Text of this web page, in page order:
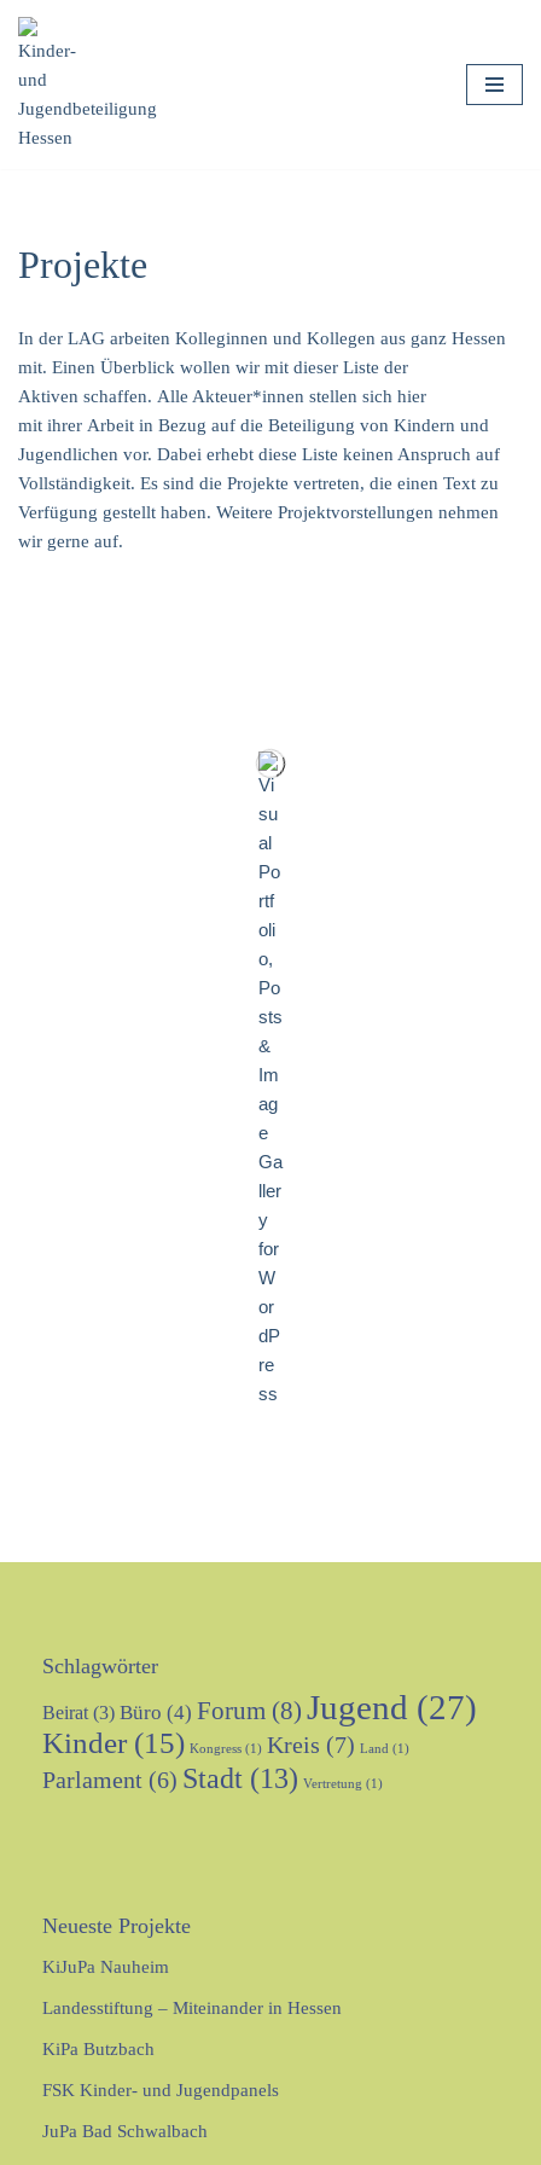
springen
Projekte
In der LAG arbeiten Kolleginnen und Kollegen aus ganz Hessen
mit. Einen Überblick wollen wir mit dieser Liste der
Aktiven schaffen. Alle Akteuer*innen stellen sich hier
mit ihrer Arbeit in Bezug auf die Beteiligung von Kindern und
Jugendlichen vor. Dabei erhebt diese Liste keinen Anspruch auf
Vollständigkeit. Es sind die Projekte vertreten, die einen Text zu
Verfügung gestellt haben. Weitere Projektvorstellungen nehmen
wir gerne auf.
Schlagwörter
Beirat (3) Büro (4) Forum (8) Jugend (27)
Kinder (15) Kongress (1) Kreis (7) Land (1)
Parlament (6) Stadt (13) Vertretung (1)
Neueste Projekte
KiJuPa Nauheim
Landesstiftung – Miteinander in Hessen
KiPa Butzbach
FSK Kinder- und Jugendpanels
JuPa Bad Schwalbach